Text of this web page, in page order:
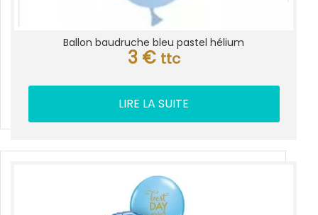
Ballon baudruche bleu pastel hélium
3 € ttc
LIRE LA SUITE